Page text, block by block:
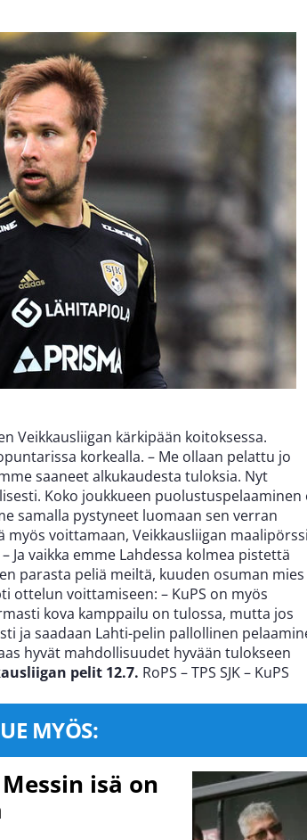
Veikkausliigan kärkipään koitoksessa.
korkealla. – Me ollaan pelattu jo
saaneet alkukaudesta tuloksia. Nyt
Koko joukkueen puolustuspelaaminen
samalla pystyneet luomaan sen verran
voittamaan, Veikkausliigan
Ja vaikka emme Lahdessa kolmea pistettä
parasta peliä meiltä, kuuden osuman mies
ottelun voittamiseen: – KuPS on myös
kova kamppailu on tulossa, mutta jos
ja saadaan Lahti-pelin pallollinen
hyvät mahdollisuudet hyvään tulokseen
pelit 12.7. RoPS – TPS SJK – KuPS
MYÖS:
isä on